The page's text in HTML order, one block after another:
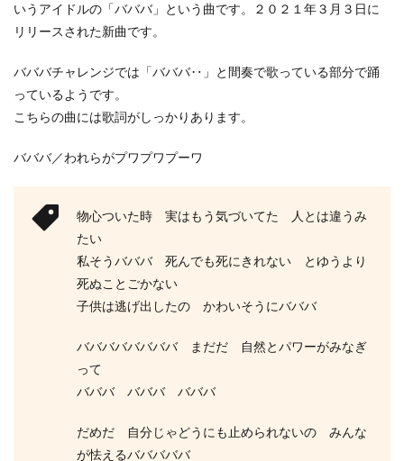
いうアイドルの「バババ」という曲です。２０２１年３月３日に
リリースされた新曲です。
バババチャレンジでは「バババ‥」と間奏で歌っている部分で踊
っているようです。
こちらの曲には歌詞がしっかりあります。
バババ／われらがプワプワプーワ
物心ついた時 実はもう気づいてた 人とは違うみ
たい
私そうバババ 死んでも死にきれない とゆうより
死ぬことごかない
子供は逃げ出したの かわいそうにバババ
ババババババババ まだだ 自然とパワーがみなぎ
って
バババ バババ バババ
だめだ 自分じゃどうにも止められないの みんな
が怯えるバババババ